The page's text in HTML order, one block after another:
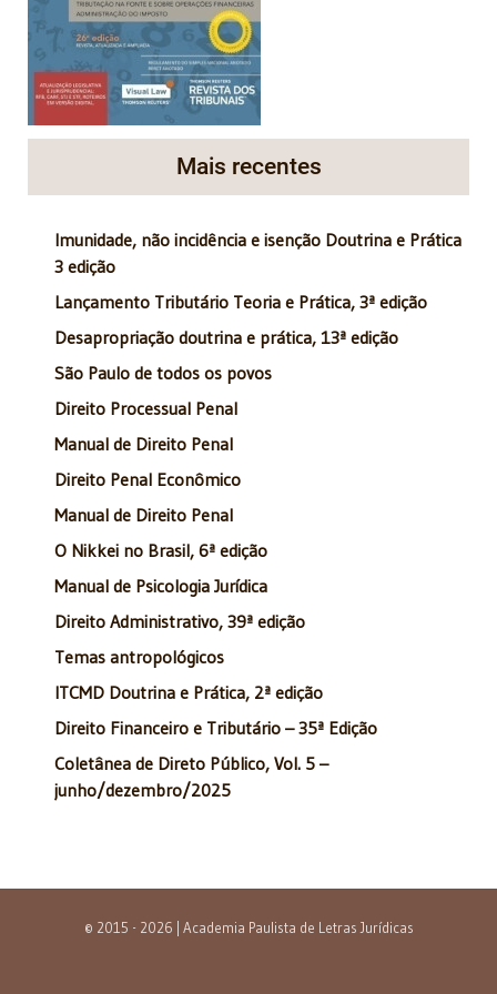
Mais recentes
Imunidade, não incidência e isenção Doutrina e Prática
3 edição
Lançamento Tributário Teoria e Prática, 3ª edição
Desapropriação doutrina e prática, 13ª edição
São Paulo de todos os povos
Direito Processual Penal
Manual de Direito Penal
Direito Penal Econômico
Manual de Direito Penal
O Nikkei no Brasil, 6ª edição
Manual de Psicologia Jurídica
Direito Administrativo, 39ª edição
Temas antropológicos
ITCMD Doutrina e Prática, 2ª edição
Direito Financeiro e Tributário – 35ª Edição
Coletânea de Direto Público, Vol. 5 –
junho/dezembro/2025
© 2015 - 2026 | Academia Paulista de Letras Jurídicas